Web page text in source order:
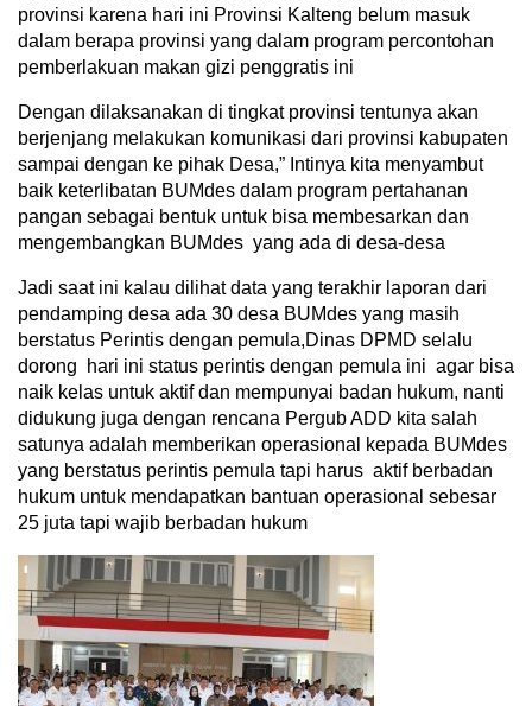
provinsi karena hari ini Provinsi Kalteng belum masuk
dalam berapa provinsi yang dalam program percontohan
pemberlakuan makan gizi penggratis ini
Dengan dilaksanakan di tingkat provinsi tentunya akan
berjenjang melakukan komunikasi dari provinsi kabupaten
sampai dengan ke pihak Desa,” Intinya kita menyambut
baik keterlibatan BUMdes dalam program pertahanan
pangan sebagai bentuk untuk bisa membesarkan dan
mengembangkan BUMdes yang ada di desa-desa
Jadi saat ini kalau dilihat data yang terakhir laporan dari
pendamping desa ada 30 desa BUMdes yang masih
berstatus Perintis dengan pemula,Dinas DPMD selalu
dorong hari ini status perintis dengan pemula ini agar bisa
naik kelas untuk aktif dan mempunyai badan hukum, nanti
didukung juga dengan rencana Pergub ADD kita salah
satunya adalah memberikan operasional kepada BUMdes
yang berstatus perintis pemula tapi harus aktif berbadan
hukum untuk mendapatkan bantuan operasional sebesar
25 juta tapi wajib berbadan hukum